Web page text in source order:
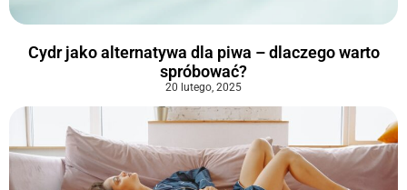
Cydr jako alternatywa dla piwa – dlaczego warto
spróbować?
20 lutego, 2025